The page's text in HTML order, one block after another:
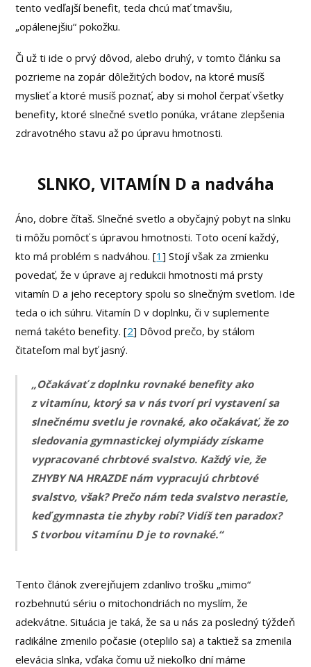
tento vedľajší benefit, teda chcú mať tmavšiu,
„opálenejšiu“ pokožku.
Či už ti ide o prvý dôvod, alebo druhý, v tomto článku sa
pozrieme na zopár dôležitých bodov, na ktoré musíš
myslieť a ktoré musíš poznať, aby si mohol čerpať všetky
benefity, ktoré slnečné svetlo ponúka, vrátane zlepšenia
zdravotného stavu až po úpravu hmotnosti.
SLNKO, VITAMÍN D a nadváha
Áno, dobre čítaš. Slnečné svetlo a obyčajný pobyt na slnku
ti môžu pomôcť s úpravou hmotnosti. Toto ocení každý,
kto má problém s nadváhou. [1] Stojí však za zmienku
povedať, že v úprave aj redukcii hmotnosti má prsty
vitamín D a jeho receptory spolu so slnečným svetlom. Ide
teda o ich súhru. Vitamín D v doplnku, či v suplemente
nemá takéto benefity. [2] Dôvod prečo, by stálom
čitateľom mal byť jasný.
„Očakávať z doplnku rovnaké benefity ako
z vitamínu, ktorý sa v nás tvorí pri vystavení sa
slnečnému svetlu je rovnaké, ako očakávať, že zo
sledovania gymnastickej olympiády získame
vypracované chrbtové svalstvo. Každý vie, že
ZHYBY NA HRAZDE nám vypracujú chrbtové
svalstvo, však? Prečo nám teda svalstvo nerastie,
keď gymnasta tie zhyby robí? Vidíš ten paradox?
S tvorbou vitamínu D je to rovnaké.“
Tento článok zverejňujem zdanlivo trošku „mimo“
rozbehnutú sériu o mitochondriách no myslím, že
adekvátne. Situácia je taká, že sa u nás za posledný týždeň
radikálne zmenilo počasie (oteplilo sa) a taktiež sa zmenila
elevácia slnka, vďaka čomu už niekoľko dní máme